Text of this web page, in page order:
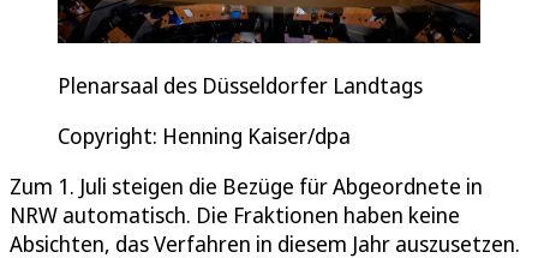
Plenarsaal des Düsseldorfer Landtags
Copyright: Henning Kaiser/dpa
Zum 1. Juli steigen die Bezüge für Abgeordnete in
NRW automatisch. Die Fraktionen haben keine
Absichten, das Verfahren in diesem Jahr auszusetzen.